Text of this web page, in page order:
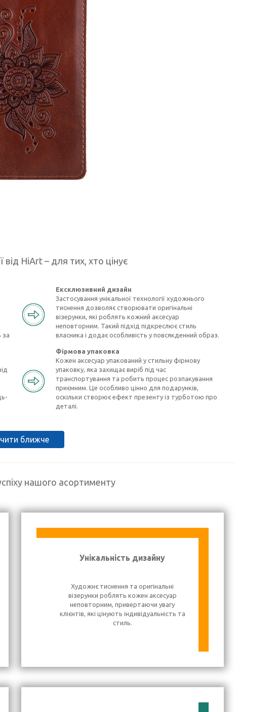
HiArt – для тих, хто цінує
за
Ексклюзивний дизайн
Застосування унікальної технології художнього
тиснення дозволяє створювати оригінальні
візерунки, які роблять кожний аксесуар
неповторним. Такий підхід підкреслює стиль
власника і додає особливість у повсякденний образ.
Фірмова упаковка
Кожен аксесуар упакований у стильну фірмову
упаковку, яка захищає виріб під час
транспортування та робить процес розпакування
приємним. Це особливо цінно для подарунків,
оскільки створює ефект презенту із турботою про
деталі.
ближче
нашого асортименту
Унікальність дизайну
Художнє тиснення та оригінальні
візерунки роблять кожен аксесуар
неповторним, привертаючи увагу
клієнтів, які цінують індивідуальність та
стиль.